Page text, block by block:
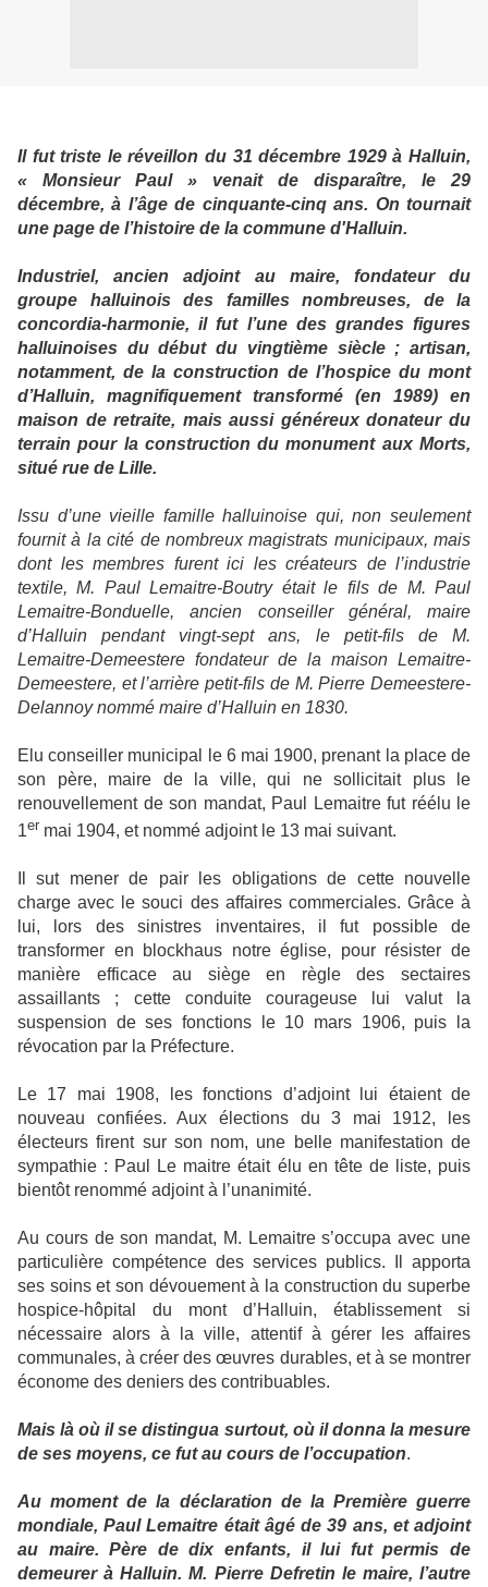
Il fut triste le réveillon du 31 décembre 1929 à Halluin,
« Monsieur Paul » venait de disparaître, le 29
décembre, à l’âge de cinquante-cinq ans. On tournait
une page de l’histoire de la commune d'Halluin.
Industriel, ancien adjoint au maire, fondateur du
groupe halluinois des familles nombreuses, de la
concordia-harmonie, il fut l’une des grandes figures
halluinoises du début du vingtième siècle ; artisan,
notamment, de la construction de l’hospice du mont
d’Halluin, magnifiquement transformé (en 1989) en
maison de retraite, mais aussi généreux donateur du
terrain pour la construction du monument aux Morts,
situé rue de Lille.
Issu d’une vieille famille halluinoise qui, non seulement
fournit à la cité de nombreux magistrats municipaux, mais
dont les membres furent ici les créateurs de l’industrie
textile, M. Paul Lemaitre-Boutry était le fils de M. Paul
Lemaitre-Bonduelle, ancien conseiller général, maire
d’Halluin pendant vingt-sept ans, le petit-fils de M.
Lemaitre-Demeestere fondateur de la maison Lemaitre-
Demeestere, et l’arrière petit-fils de M. Pierre Demeestere-
Delannoy nommé maire d’Halluin en 1830.
Elu conseiller municipal le 6 mai 1900, prenant la place de
son père, maire de la ville, qui ne sollicitait plus le
renouvellement de son mandat, Paul Lemaitre fut réélu le
1er mai 1904, et nommé adjoint le 13 mai suivant.
Il sut mener de pair les obligations de cette nouvelle
charge avec le souci des affaires commerciales. Grâce à
lui, lors des sinistres inventaires, il fut possible de
transformer en blockhaus notre église, pour résister de
manière efficace au siège en règle des sectaires
assaillants ; cette conduite courageuse lui valut la
suspension de ses fonctions le 10 mars 1906, puis la
révocation par la Préfecture.
Le 17 mai 1908, les fonctions d’adjoint lui étaient de
nouveau confiées. Aux élections du 3 mai 1912, les
électeurs firent sur son nom, une belle manifestation de
sympathie : Paul Le maitre était élu en tête de liste, puis
bientôt renommé adjoint à l’unanimité.
Au cours de son mandat, M. Lemaitre s’occupa avec une
particulière compétence des services publics. Il apporta
ses soins et son dévouement à la construction du superbe
hospice-hôpital du mont d’Halluin, établissement si
nécessaire alors à la ville, attentif à gérer les affaires
communales, à créer des œuvres durables, et à se montrer
économe des deniers des contribuables.
Mais là où il se distingua surtout, où il donna la mesure
de ses moyens, ce fut au cours de l’occupation.
Au moment de la déclaration de la Première guerre
mondiale, Paul Lemaitre était âgé de 39 ans, et adjoint
au maire. Père de dix enfants, il lui fut permis de
demeurer à Halluin. M. Pierre Defretin le maire, l’autre